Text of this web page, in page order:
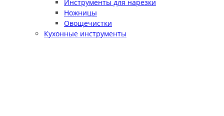
Инструменты для нарезки
Ножницы
Овощечистки
Кухонные инструменты